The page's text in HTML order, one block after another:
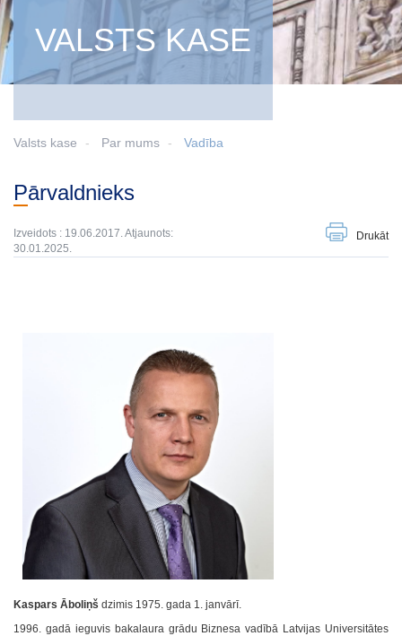
VALSTS KASE
Valsts kase Par mums Vadība
Pārvaldnieks
Izveidots : 19.06.2017. Atjaunots:
30.01.2025.
Drukāt
Kaspars Āboliņš dzimis 1975. gada 1. janvārī.
1996. gadā ieguvis bakalaura grādu Biznesa vadībā Latvijas Universitātes